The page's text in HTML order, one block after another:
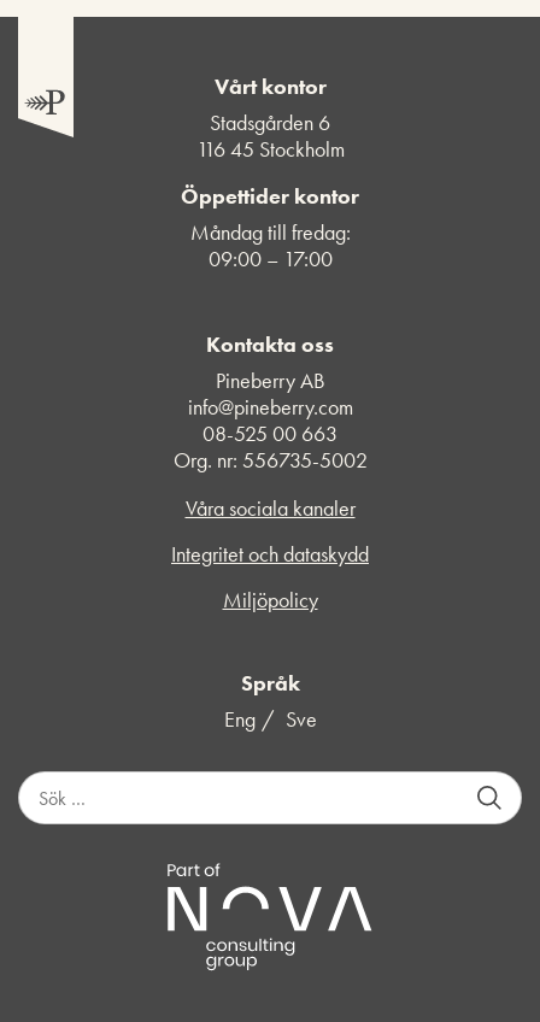
Vårt kontor
Stadsgården 6
116 45 Stockholm
Öppettider kontor
Måndag till fredag:
09:00 – 17:00
Kontakta oss
Pineberry AB
info@pineberry.com
08-525 00 663
Org. nr: 556735-5002
Våra sociala kanaler
Integritet och dataskydd
Miljöpolicy
Språk
Eng
Sve
S
ö
k